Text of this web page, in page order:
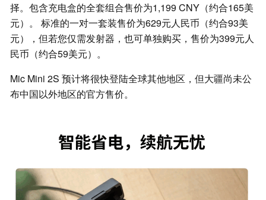
择。包含充电盒的全套组合售价为1,199 CNY（约合165美
元）。 标准的一对一套装售价为629元人民币（约合93美
元），但若您仅需发射器，也可单独购买，售价为399元人
民币（约合59美元）。
Mic Mini 2S 预计将很快登陆全球其他地区，但大疆尚未公
布中国以外地区的官方售价。